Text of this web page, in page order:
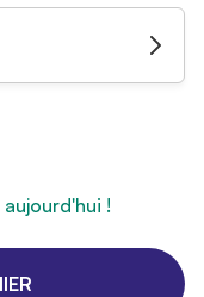
!